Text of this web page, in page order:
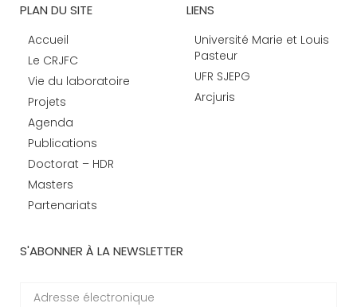
PLAN DU SITE
Accueil
Le CRJFC
Vie du laboratoire
Projets
Agenda
Publications
Doctorat – HDR
Masters
Partenariats
LIENS
Université Marie et Louis
Pasteur
UFR SJEPG
Arcjuris
S'ABONNER À LA NEWSLETTER